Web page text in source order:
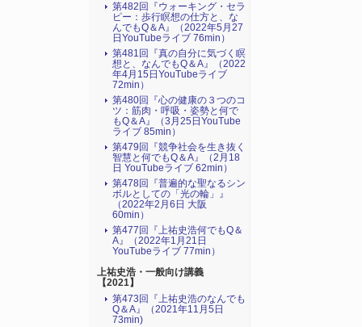
第482回『ウォーキング・セラ
ピー：歩行瞑想の仕方と、な
んでもQ＆A』（2022年5月27
日YouTubeライブ 76min）
第481回『真の自分に気づく瞑
想と、なんでもQ＆A』（2022
年4月15日YouTubeライブ
72min）
第480回『心の健康の３つのコ
ツ：筋肉・呼吸・姿勢と何で
もQ＆A』（3月25日YouTube
ライブ 85min）
第479回『競争社会を生き抜く
智慧と何でもQ＆A』（2月18
日 YouTubeライブ 62min）
第478回『普遍的な聖なるシン
ボルとしての「光の輪」』
（2022年2月6日 大阪
60min）
第477回『上祐史浩何でもQ＆
A』（2022年1月21日
YouTubeライブ 77min）
上祐史浩・一般向け講義
【2021】
第473回『上祐史浩のなんでも
Q＆A』（2021年11月5日
73min)